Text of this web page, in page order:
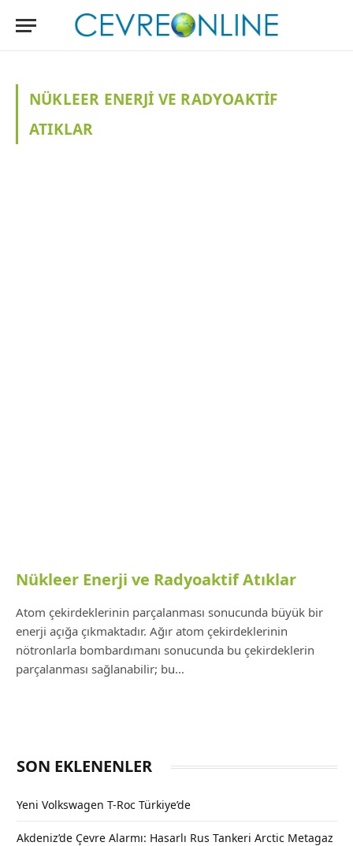
NÜKLEER ENERJI VE RADYOAKTIF
ATIKLAR
Nükleer Enerji ve Radyoaktif Atıklar
Atom çekirdeklerinin parçalanması sonucunda büyük bir
enerji açığa çıkmaktadır. Ağır atom çekirdeklerinin
nötronlarla bombardımanı sonucunda bu çekirdeklerin
parçalanması sağlanabilir; bu…
SON EKLENENLER
Yeni Volkswagen T-Roc Türkiye’de
Akdeniz’de Çevre Alarmı: Hasarlı Rus Tankeri Arctic Metagaz